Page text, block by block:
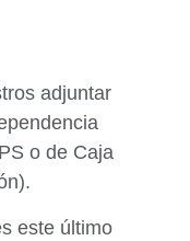
adjuntar
o de Caja
este último